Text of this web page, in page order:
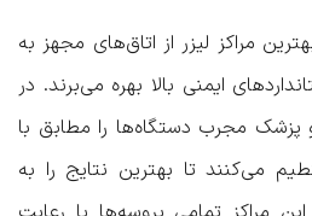
مراکز لیزر از اتاق‌های مجهز به
ایمنی بالا بهره می‌برند. در
پزشک مجرب دستگاه‌ها را مطابق با
می‌کنند تا بهترین نتایج را به